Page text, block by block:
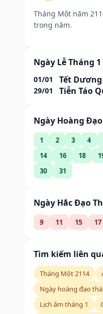
Tháng Một năm
trong năm.
Ngày Lễ Tháng 1
01/01 Tết
29/01 Tiễn Táo
Ngày Hoàng
1 2 3 4
14
16 18
30
31
Ngày Hắc Đạo
9 11 15 17
Tìm kiếm liên
Tháng Một 2114
Ngày hoàng đạo
Lịch âm tháng 1